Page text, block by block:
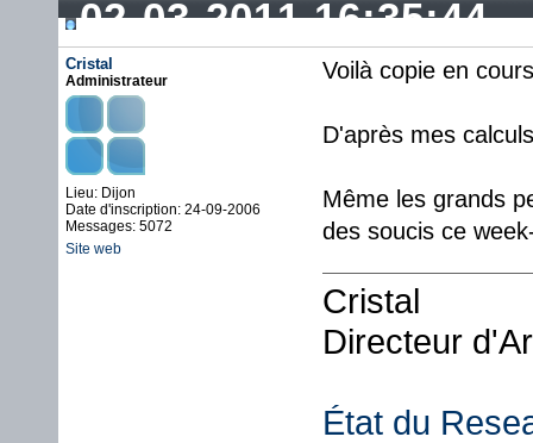
02-03-2011 16:35:44
Cristal
Administrateur
Lieu: Dijon
Date d'inscription: 24-09-2006
Messages: 5072
Site web
Voilà copie en
D'après mes
Même les grands
des soucis ce
Cristal
Directeur
État du